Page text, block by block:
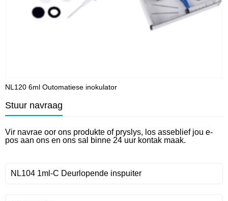
NL120 6ml Outomatiese inokulator
Stuur navraag
Vir navrae oor ons produkte of pryslys, los asseblief jou e-
pos aan ons en ons sal binne 24 uur kontak maak.